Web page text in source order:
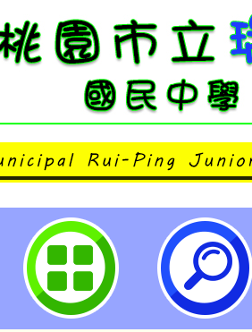
訂於114年1月8日
園區東2C、D棟舉
」，敬請協助公告周
並規劃進行校外教